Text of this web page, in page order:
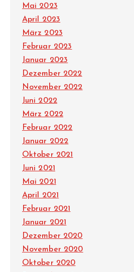
Mai 2023
April 2023
März 2023
Februar 2023
Januar 2023
Dezember 2022
November 2022
Juni 2022
März 2022
Februar 2022
Januar 2022
Oktober 2021
Juni 2021
Mai 2021
April 2021
Februar 2021
Januar 2021
Dezember 2020
November 2020
Oktober 2020